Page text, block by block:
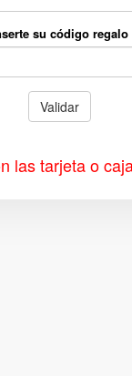
su código regalo
Validar
las tarjeta o